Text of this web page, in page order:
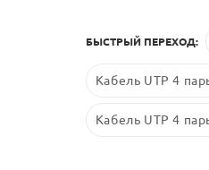
БЫСТРЫЙ ПЕРЕХОД:
Кабель UTP 4
Кабель UTP 4